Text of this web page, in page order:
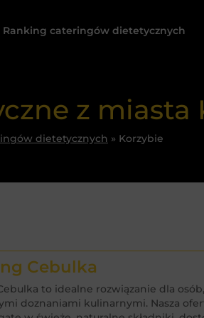
Ranking cateringów dietetycznych
z miasta
dietetycznych » Korzybie
Cebulka
to idealne rozwiązanie dla
doznaniami kulinarnymi. Nasza
smacznie
i tanio!